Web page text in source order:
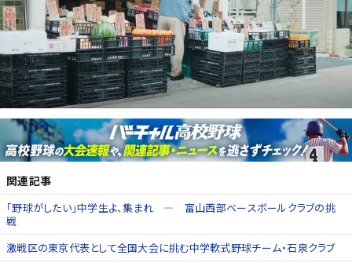
関連記事
「野球がしたい」中学生よ、集まれ ― 富山西部ベースボールクラブの挑
戦
激戦区の東京代表として全国大会に挑む中学軟式野球チーム・石泉クラブ